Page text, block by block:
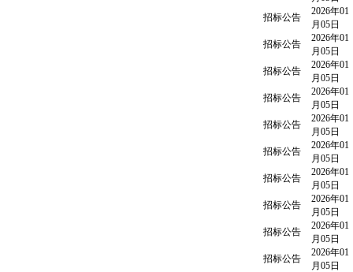
招标公告
2026年01
月05日
招标公告
2026年01
月05日
招标公告
2026年01
月05日
招标公告
2026年01
月05日
招标公告
2026年01
月05日
招标公告
2026年01
月05日
招标公告
2026年01
月05日
招标公告
2026年01
月05日
招标公告
2026年01
月05日
招标公告
2026年01
月05日